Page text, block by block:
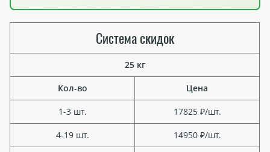
Система скидок
25 кг
Кол-во
1-3 шт.
4-19 шт.
Цена
17825 ₽/шт.
14950 ₽/шт.